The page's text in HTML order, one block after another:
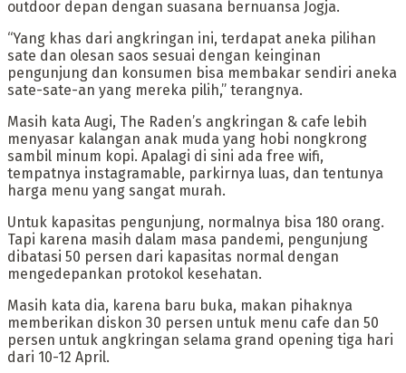
outdoor depan dengan suasana bernuansa Jogja.
“Yang khas dari angkringan ini, terdapat aneka pilihan
sate dan olesan saos sesuai dengan keinginan
pengunjung dan konsumen bisa membakar sendiri aneka
sate-sate-an yang mereka pilih,” terangnya.
Masih kata Augi, The Raden’s angkringan & cafe lebih
menyasar kalangan anak muda yang hobi nongkrong
sambil minum kopi. Apalagi di sini ada free wifi,
tempatnya instagramable, parkirnya luas, dan tentunya
harga menu yang sangat murah.
Untuk kapasitas pengunjung, normalnya bisa 180 orang.
Tapi karena masih dalam masa pandemi, pengunjung
dibatasi 50 persen dari kapasitas normal dengan
mengedepankan protokol kesehatan.
Masih kata dia, karena baru buka, makan pihaknya
memberikan diskon 30 persen untuk menu cafe dan 50
persen untuk angkringan selama grand opening tiga hari
dari 10-12 April.